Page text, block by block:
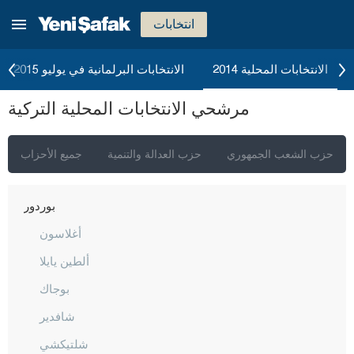
انتخابات
الانتخابات البرلمانية في يوليو 2015 الانتخابات المحلية 2014
مرشحي الانتخابات المحلية التركية
جميع الأحزاب حزب العدالة والتنمية حزب الشعب الجمهوري
باتمان
بايبورت
بيلاجيك
بينغول
بولو
بوردور
أغلاسون
ألطين يايلا
بوجاك
شافدير
شلتيكشي